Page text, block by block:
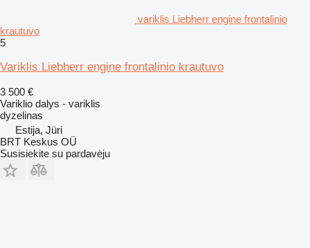
variklis Liebherr engine frontalinio
krautuvo
5
Variklis Liebherr engine frontalinio krautuvo
3 500 €
Variklio dalys - variklis
dyzelinas
Estija, Jüri
BRT Keskus OÜ
Susisiekite su pardavėju